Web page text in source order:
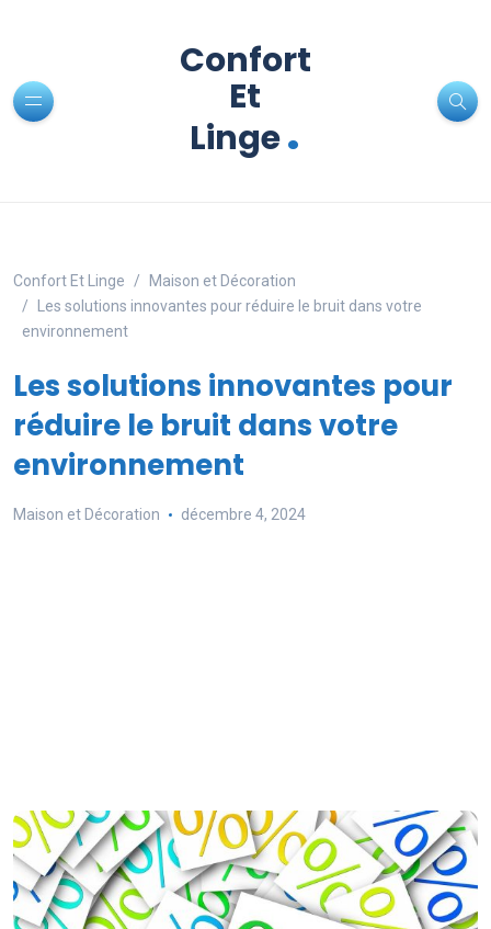
Confort
Et
Linge.
Confort Et Linge
Maison et Décoration
Les solutions innovantes pour réduire le bruit dans votre
environnement
Les solutions innovantes pour
réduire le bruit dans votre
environnement
Maison et Décoration décembre 4, 2024